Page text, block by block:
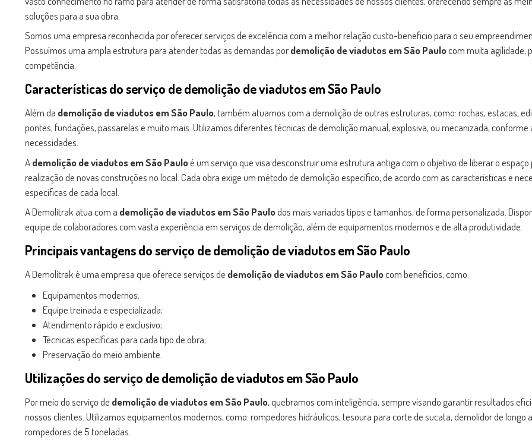
soluções para a sua obra.
Somos uma empresa reconhecida por oferecer serviços de excelência com a melhor relação custo-benefício para o seu
Possuímos uma ampla estrutura para atender todas as demandas pordemolição de viadutos em São Paulocom muita agilidade,
competência.
Características do serviço dedemolição de viadutos em São Paulo
Além da demolição de viadutos em São Paulo, também atuamos com a demolição de outras estruturas, como: rochas, estacas,
pontes, fundações, passarelas e muito mais. Utilizamos diferentes técnicas de demolição manual, explosiva, ou mecanizada, conforme
necessidades.
Ademolição de viadutos em São Pauloé um serviço que visa desconstruir uma estrutura antiga com o objetivo de liberar o espaço
realização de novas construções no local. Cada obra exige um método de demolição específico, de acordo com as características e
específicas de cada local.
A Demolitrak atua com a demolição de viadutos em São Paulodos mais variados tipos e tamanhos, de forma personalizada.
equipe de colaboradores com vasta experiência em serviços de demolição, além de equipamentos modernos e de alta produtividade.
Principais vantagens do serviço dedemolição de viadutos em São Paulo
A Demolitrak é uma empresa que oferece serviços de demolição de viadutos em São Paulocom benefícios, como:
Equipamentos modernos;
Equipe treinada e especializada;
Atendimento rápido e exclusivo;
Técnicas específicas para cada tipo de obra;
Preservação do meio ambiente.
Utilizações do serviço dedemolição de viadutos em São Paulo
Por meio do serviço de demolição de viadutos em São Paulo, quebramos com inteligência, sempre visando garantir resultados
nossos clientes. Utilizamos equipamentos modernos, como: rompedores hidráulicos, tesoura para corte de sucata, demolidor de longo
rompedores de 5 toneladas.